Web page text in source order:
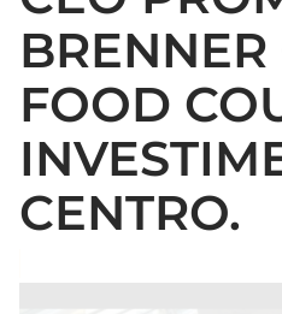
FOOD
CENTRO.